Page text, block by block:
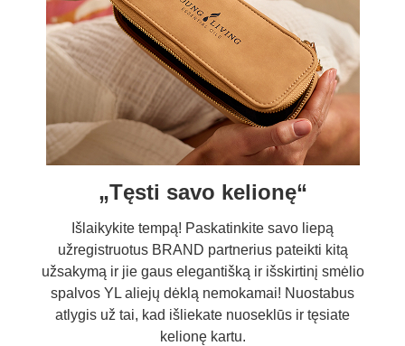
„Tęsti savo kelionę“
Išlaikykite tempą! Paskatinkite savo liepą
užregistruotus BRAND partnerius pateikti kitą
užsakymą ir jie gaus elegantišką ir išskirtinį smėlio
spalvos YL aliejų dėklą nemokamai! Nuostabus
atlygis už tai, kad išliekate nuoseklūs ir tęsiate
kelionę kartu.